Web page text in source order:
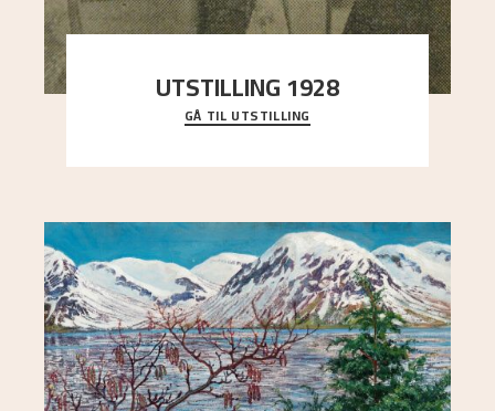
UTSTILLING 1928
Då Astrup døydde i 1928, tok vennene Moritz
Kaland og Simon Thorbjørnsen initiativ til å
GÅ TIL UTSTILLING